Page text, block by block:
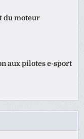
du moteur
aux pilotes e-sport